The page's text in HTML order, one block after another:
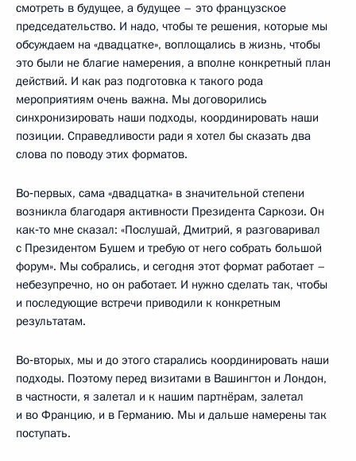
смотреть в будущее, а будущее – это французское
председательство. И надо, чтобы те решения, которые мы
обсуждаем на «двадцатке», воплощались в жизнь, чтобы
это были не благие намерения, а вполне конкретный план
действий. И как раз подготовка к такого рода
мероприятиям очень важна. Мы договорились
синхронизировать наши подходы, координировать наши
позиции. Справедливости ради я хотел бы сказать два
слова по поводу этих форматов.
Во‑первых, сама «двадцатка» в значительной степени
возникла благодаря активности Президента Саркози. Он
как‑то мне сказал: «Послушай, Дмитрий, я разговаривал
с Президентом Бушем и требую от него собрать большой
форум». Мы собрались, и сегодня этот формат работает –
небезупречно, но он работает. И нужно сделать так, чтобы
и последующие встречи приводили к конкретным
результатам.
Во‑вторых, мы и до этого старались координировать наши
подходы. Поэтому перед визитами в Вашингтон и Лондон,
в частности, я залетал и к нашим партнёрам, залетал
и во Францию, и в Германию. Мы и дальше намерены так
поступать.